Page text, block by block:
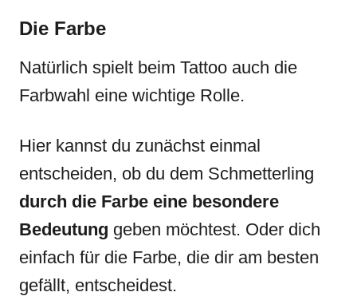
Die Farbe
Natürlich spielt beim Tattoo auch die
Farbwahl eine wichtige Rolle.
Hier kannst du zunächst einmal
entscheiden, ob du dem Schmetterling
durch die Farbe eine besondere
Bedeutung geben möchtest. Oder dich
einfach für die Farbe, die dir am besten
gefällt, entscheidest.